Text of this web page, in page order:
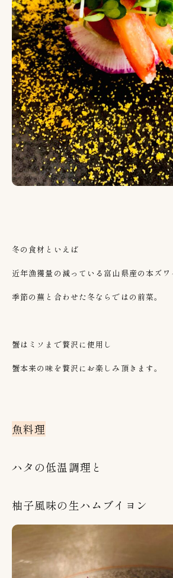
冬の食材といえば
近年漁獲量の減っている富山県産の本ズワ
季節の蕪と合わせた冬ならではの前菜。
蟹はミソまで贅沢に使用し
蟹本来の味を贅沢にお楽しみ頂きま
魚料理
ハタの低温調理と
柚子風味の生ハムブイヨン